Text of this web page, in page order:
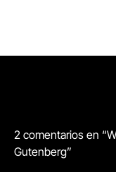
2 comentarios en
Gutenberg”